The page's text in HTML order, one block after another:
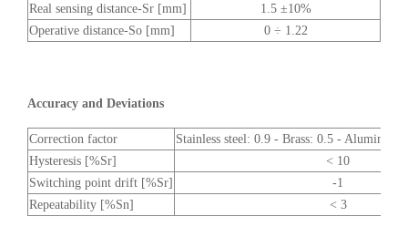
Real sensing distance-Sr [mm]
1.5 ±10%
Operative distance-So [mm]
0 ÷ 1.22
Accuracy and Deviations
Correction factor
Stainless steel: 0.9 - Brass: 0.5 -
Hysteresis [%Sr]
< 10
Switching point drift [%Sr]
-1
Repeatability [%Sn]
< 3